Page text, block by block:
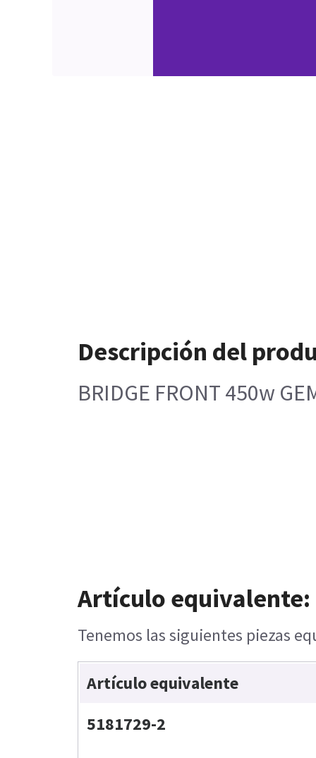
Descripción del
BRIDGE FRONT 450w
Artículo equivalente:
Tenemos las siguientes piezas
Artículo equivalente
5181729-2